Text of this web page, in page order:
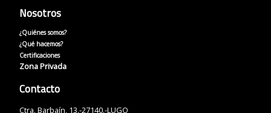
Nosotros
¿Quiénes somos?
¿Qué hacemos?
Certificaciones
Zona Privada
Contacto
Ctra. Barbaín, 13.-27140.-LUGO